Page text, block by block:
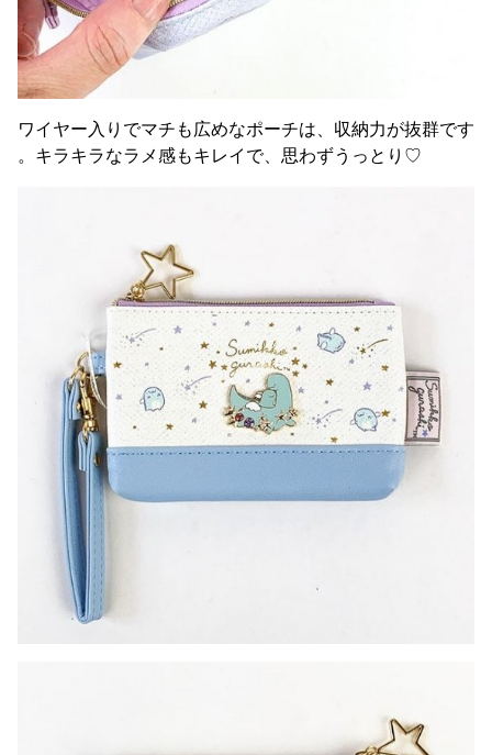
ワイヤー入りでマチも広めなポーチは、収納力が抜群です
。キラキラなラメ感もキレイで、思わずうっとり♡